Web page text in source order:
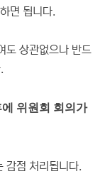
하면 됩니다.
도 상관없으나 반드
위원회 회의가
감점 처리됩니다.